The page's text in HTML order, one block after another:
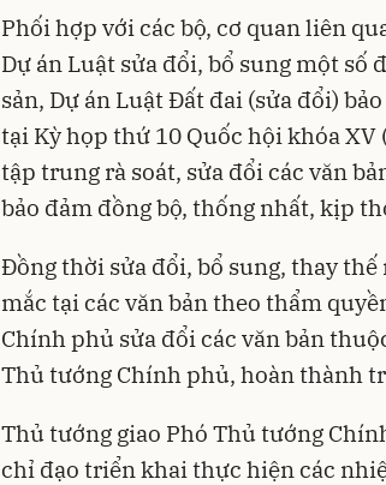
Phối hợp với các bộ, cơ quan liên
Dự án Luật sửa đổi, bổ sung một số
sản, Dự án Luật Đất đai (sửa đổi)
tại Kỳ họp thứ 10 Quốc hội khóa
tập trung rà soát, sửa đổi các văn
bảo đảm đồng bộ, thống nhất, kịp
Đồng thời sửa đổi, bổ sung, thay
mắc tại các văn bản theo thẩm
Chính phủ sửa đổi các văn bản
Thủ tướng Chính phủ, hoàn thành
Thủ tướng giao Phó Thủ tướng
chỉ đạo triển khai thực hiện các